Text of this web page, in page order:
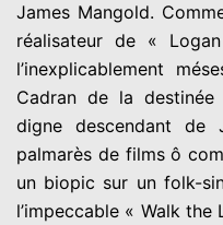
James Mangold.
réalisateur de «
l’inexplicablement
Cadran de la destinée
digne descendant de
palmarès de films ô
un biopic sur un folk-
l’impeccable « Walk